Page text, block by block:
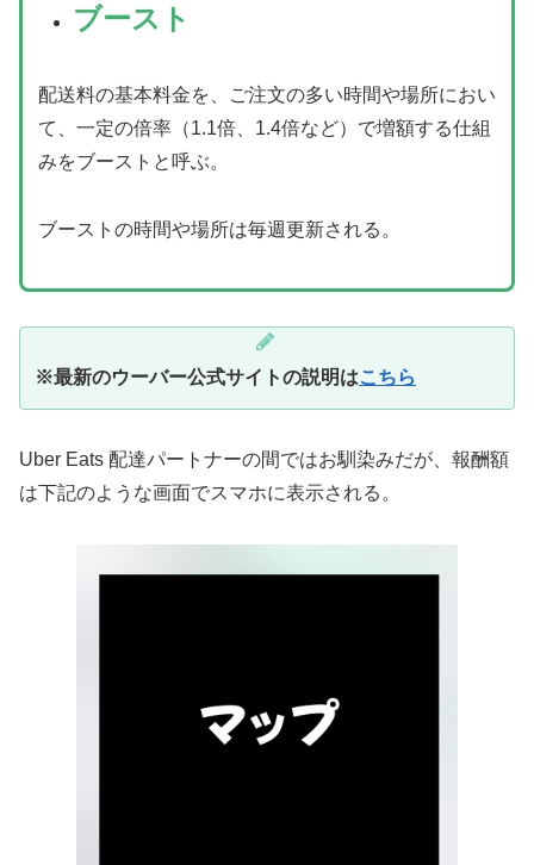
ブースト
配送料の基本料金を、ご注文の多い時間や場所におい
て、一定の倍率（1.1倍、1.4倍など）で増額する仕組
みをブーストと呼ぶ。
ブーストの時間や場所は毎週更新される。
※最新のウーバー公式サイトの説明はこちら
Uber Eats 配達パートナーの間ではお馴染みだが、報酬額
は下記のような画面でスマホに表示される。